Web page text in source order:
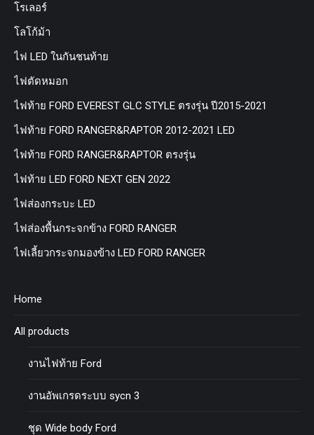
โรเลอร์
โลโก้ม้า
ไฟ LED ในกันชนท้าย
ไฟตัดหมอก
ไฟท้าย FORD EVEREST GLC STYLE ตรงรุ่น ปี2015-2021
ไฟท้าย FORD RANGER&RAPTOR 2012-2021 LED
ไฟท้าย FORD RANGER&RAPTOR ตรงรุ่น
ไฟท้าย LED FORD NEXT GEN 2022
ไฟส่องกระบะ LED
ไฟส่องพื้นกระจกข้าง FORD RANGER
ไฟเลี้ยวกระจกมองข้าง LED FORD RANGER
Home
All products
งานไฟท้าย Ford
งานอัพเกรดระบบ sycn 3
ชุด Wide body Ford